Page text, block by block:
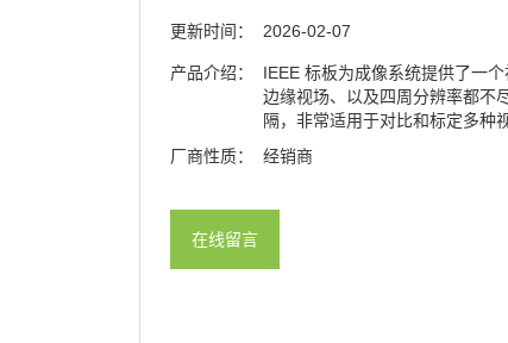
更新时间： 2026-02-07
产品介绍：
IEEE 标板为成像系统提供了一
边缘视场、以及四周分辨率都不
隔，非常适用于对比和标定多种
厂商性质：
经销商
在线留言